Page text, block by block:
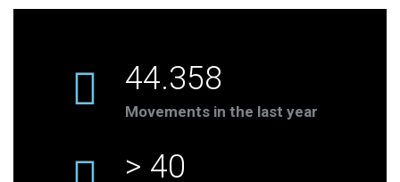
44.358
Movements in the last year
> 40